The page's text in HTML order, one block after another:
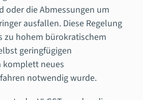
oder die Abmessungen um
ausfallen. Diese Regelung
zu hohem bürokratischem
geringfügigen
komplett neues
notwendig wurde.